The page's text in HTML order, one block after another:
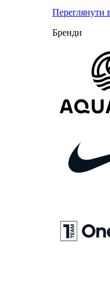
Переглянути
Бренди